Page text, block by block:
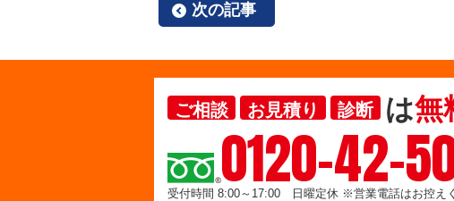
次の記事
ご相談 お見積り 診断 は無
0120-42-
受付時間 8:00～17:00 日曜定休 ※営業電話はお控え